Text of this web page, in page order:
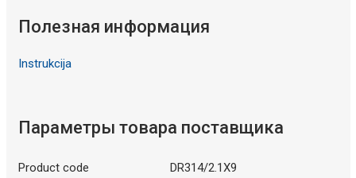
Полезная информация
Instrukcija
Параметры товара поставщика
Product code DR314/2.1X9